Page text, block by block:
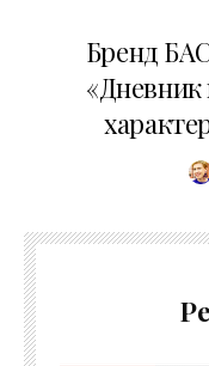
Бренд
«Дневник